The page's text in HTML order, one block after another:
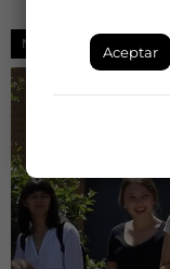
NOTICIAS Aceptar